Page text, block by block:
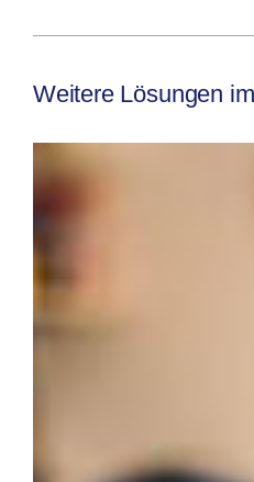
Weitere Lösungen